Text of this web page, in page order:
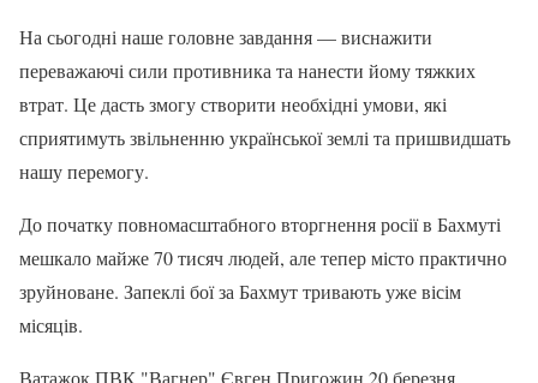
На сьогодні наше головне завдання — виснажити
переважаючі сили противника та нанести йому тяжких
втрат. Це дасть змогу створити необхідні умови, які
сприятимуть звільненню української землі та пришвидшать
нашу перемогу.
До початку повномасштабного вторгнення росії в Бахмуті
мешкало майже 70 тисяч людей, але тепер місто практично
зруйноване. Запеклі бої за Бахмут тривають уже вісім
місяців.
Ватажок ПВК "Вагнер" Євген Пригожин 20 березня